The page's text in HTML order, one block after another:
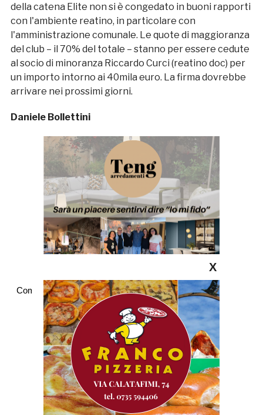
della catena Elite non si è congedato in buoni rapporti
con l'ambiente reatino, in particolare con
l'amministrazione comunale. Le quote di maggioranza
del club – il 70% del totale – stanno per essere cedute
al socio di minoranza Riccardo Curci (reatino doc) per
un importo intorno ai 40mila euro. La firma dovrebbe
arrivare nei prossimi giorni.
Daniele Bollettini
Commenti
X